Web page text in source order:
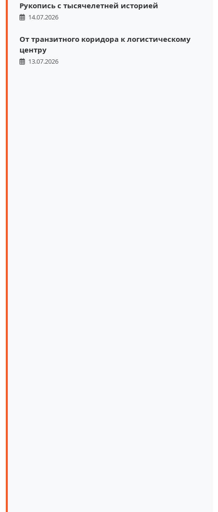
Рукопись с тысячелетней историей
14.07.2026
От транзитного коридора к логистическому
центру
13.07.2026